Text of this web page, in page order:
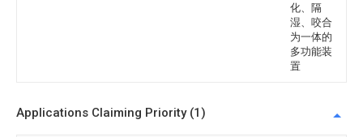
化、隔
湿、咬合
为一体的
多功能装
置
Applications Claiming Priority (1)